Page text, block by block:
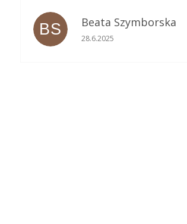
BS Beata Szymborska
Ocena sklepu to 5 na 5
28.6.2025